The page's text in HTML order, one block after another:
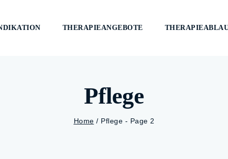
THERAPIEANGEBOTE
Pflege
Home / Pflege - Page 2